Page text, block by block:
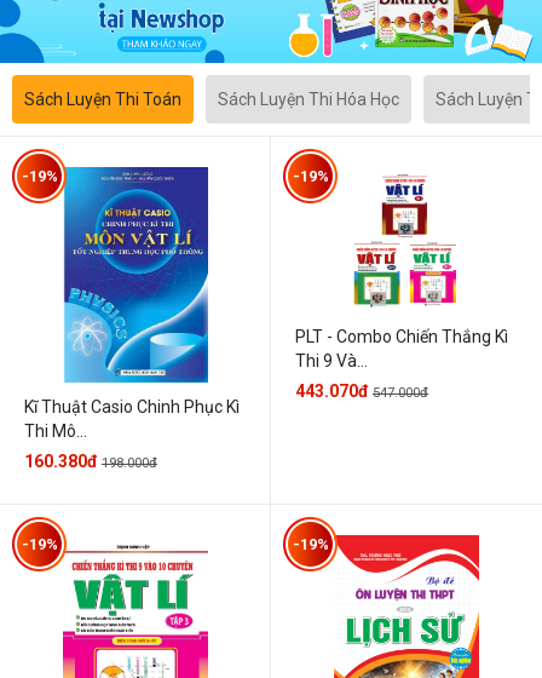
Sách Luyện Thi Toán Sách Luyện Thi Hóa Học Sách Luyện
Kĩ Thuật Casio Chinh Phục Kì
Thi Mô...
-19%
160.380đ 198.000đ
PLT - Combo Chiến Thắng Kì
Thi 9 Và...
-19%
443.070đ 547.000đ
-19% -19%